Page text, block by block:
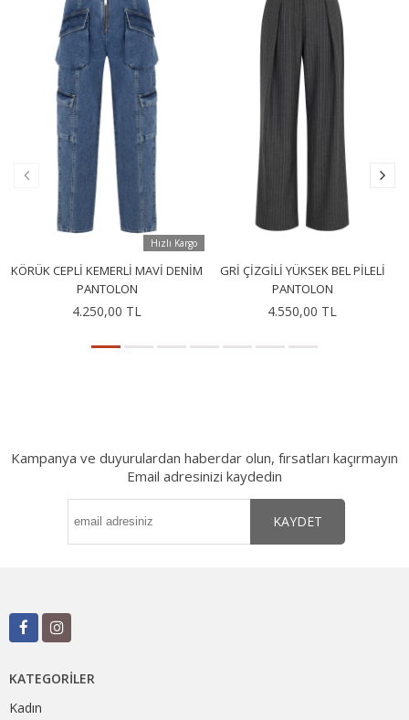
Hızlı Kargo
KÖRÜK CEPLI KEMERLI MAVI DENIM
PANTOLON
4.250,00 TL
GRI ÇIZGILI YÜKSEK BEL PILELI
PANTOLON
4.550,00 TL
Kampanya ve duyurulardan haberdar olun, fırsatları kaçırmayın
Email adresinizi kaydedin
KAYDET
KATEGORILER
Kadın